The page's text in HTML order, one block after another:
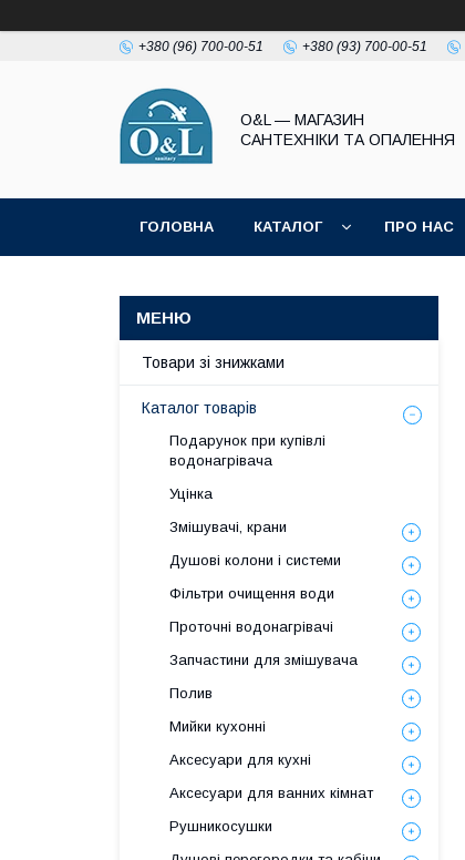
+380 (96) 700-00-51 +380 (93) 700-00-51
O&L — МАГАЗИН
САНТЕХНІКИ ТА ОПАЛЕННЯ
ГОЛОВНА КАТАЛОГ ПРО НАС
Товари зі знижками
Каталог товарів
Подарунок при купівлі
водонагрівача
Уцінка
Змішувачі, крани
Душові колони і системи
Фільтри очищення води
Проточні водонагрівачі
Запчастини для змішувача
Полив
Мийки кухонні
Аксесуари для кухні
Аксесуари для ванних кімнат
Рушникосушки